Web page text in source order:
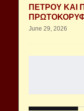
ΠΕΤΡΟΥ ΚΑΙ
June 29, 2026